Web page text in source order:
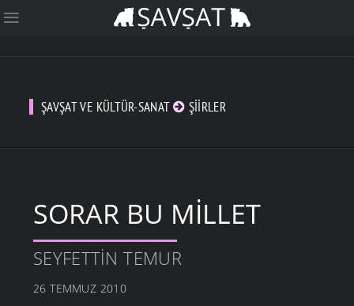
ŞAVŞAT VE KÜLTÜR-SANAT ŞIIRLER
SORAR BU MILLET
SEYFETTIN TEMUR
26 TEMMUZ 2010